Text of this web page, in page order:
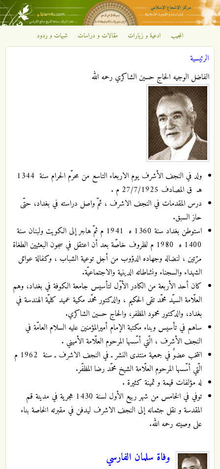
تجاوز إلى المحتوى الرئيسي
مركز
الإشعاع
الإسلامي
المجيب ادعية و زيارات مقالات و دراسات شبهات و ردود
أنت هنا
الرئيسية
الفاضل الوجيه الحاج حسين الشاكري رحمه الله
ولد في النجف الأشرف يوم الاربعاء التاسع من محرّم الحرام سنة 1344
هـ ق المصادف 27/7/1925 م .
درس المقدمات في النجف الاشرف ، ثمّ واصل دراسته في بغداد، حتّى
حاز السبق.
استوطن بغداد سنة 1360 ه 1941 م ثمّ هاجر إلى الكويت ولبنان سنة
1400 ه 1980 م لظروف خاصّة بعد أن اعتقل في سجون البعثيين الطغاة
مرّتين ، لنضاله وجهاده الدؤوب من أجل توعية الشباب ، وكفالة عوائل
الشهداء والسجناء ونشاطاته الدينية والاجتماعيّة.
كان أحد الأربعة من الكادر الأوّل لتأسيس جامعة الكوفة في بغداد، وهم
العلّامة السيّد محمّد تقى الحكيم ، والدكتور محمّد مكية عميد كليّة الهندسة في
بغداد، والدكتور محمود المظفر، والحاج حسين الشاكري.
ساهم في تأسيس وبناء مكتبة الإمام أميرالمؤمنين عليه السلام العامّة في
النجف الأشرف ، الّتي أسّسها المرحوم العلّامة الأميني .
انتخب عضوٌ في جمعية منتدى النشر ـ في النجف الاشرف ـ سنة 1962 م
الّتي أسّسها المرحوم العلّامة الشيخ محمّد رضا المظفّر.
له مؤلفات قيمة و ثمينة كثيرة .
توفي في الخامس من شهر ربيع الأول لسنة 1430 هجرية في مدينة قم
المقدسة و نقل جثمانه إلى النجف الاشرف ليدفن في مقبرته الخاصة بناء
على وصيته رحمه الله.
وفاة سلمان الفارسي